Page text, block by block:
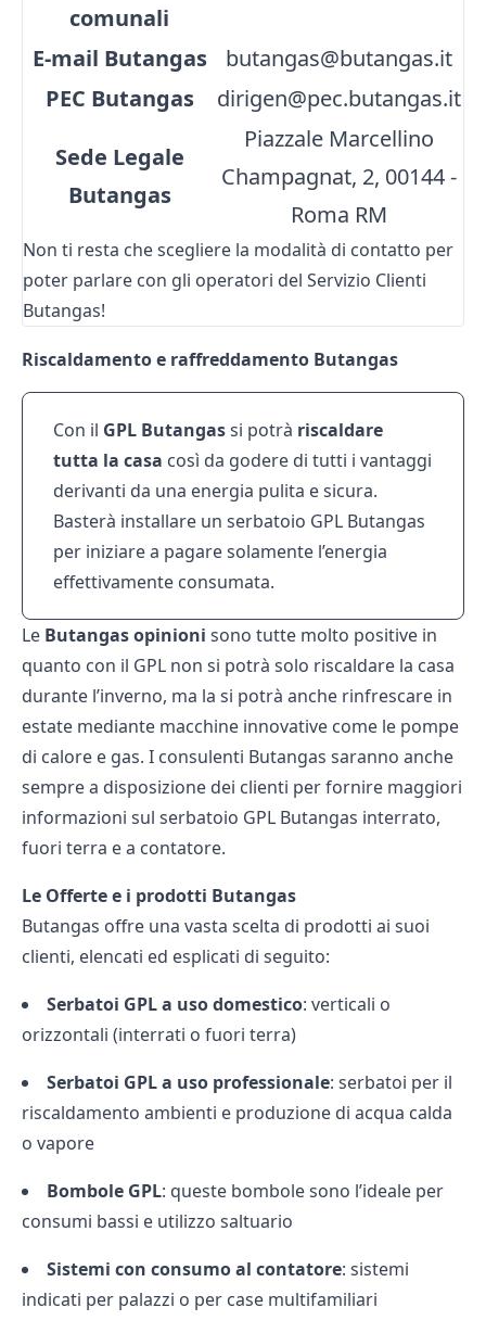
comunali
E-mail Butangas
butangas@butangas.it
PEC Butangas
dirigen@pec.butangas.it
Sede Legale
Butangas
Piazzale Marcellino
Champagnat, 2, 00144 -
Roma RM
Non ti resta che scegliere la modalità di contatto per
poter parlare con gli operatori del Servizio Clienti
Butangas!
Riscaldamento e raffreddamento Butangas
Con il GPL Butangassi potrà riscaldare
tutta la casa così da godere di tutti i vantaggi
derivanti da una energia pulita e sicura.
Basterà installare un serbatoio GPL Butangas
per iniziare a pagare solamente l’energia
effettivamente consumata.
Le Butangas opinioni sono tutte molto positive in
quanto con il GPL non si potrà solo riscaldare la casa
durante l’inverno, ma la si potrà anche rinfrescare in
estate mediante macchine innovative come le pompe
di calore e gas. I consulenti Butangas saranno anche
sempre a disposizione dei clienti per fornire maggiori
informazioni sul serbatoio GPL Butangas interrato,
fuori terra e a contatore.
Le Offerte e i prodotti Butangas
Butangas offre una vasta scelta di prodotti ai suoi
clienti, elencati ed esplicati di seguito:
Serbatoi GPL a uso domestico: verticali o
orizzontali (interrati o fuori terra)
Serbatoi GPL a uso professionale: serbatoi per il
riscaldamento ambienti e produzione di acqua calda
o vapore
Bombole GPL: queste bombole sono l’ideale per
consumi bassi e utilizzo saltuario
Sistemi con consumo al contatore: sistemi
indicati per palazzi o per case multifamiliari